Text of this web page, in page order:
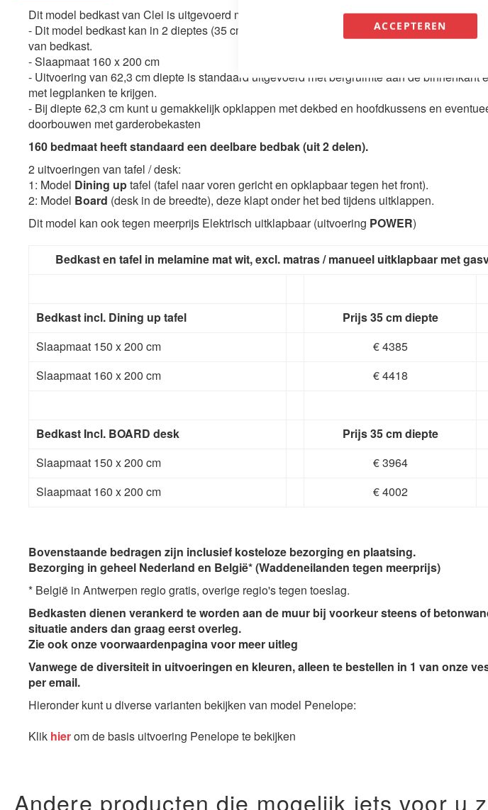
ACCEPTEREN
van
afbeeldingen-
gallerij
Dit model bedkast van Clei is uitgevoerd met 1 van de beste bedframe die er te krijgen is.
- Dit model bedkast kan in 2 dieptes (35 cm of 62,3 cm), de gasveren zijn compleet
van bedkast.
- Slaapmaat 160 x 200 cm
- Uitvoering van 62,3 cm diepte is standaard uitgevoerd met bergruimte aan de binnenkant
met legplanken te krijgen.
- Bij diepte 62,3 cm kunt u gemakkelijk opklappen met dekbed en hoofdkussens en
doorbouwen met garderobekasten
160 bedmaat heeft standaard een deelbare bedbak (uit 2 delen).
2 uitvoeringen van tafel / desk:
1: Model Dining uptafel (tafel naar voren gericht en opklapbaar tegen het front).
2: Model Board (desk in de breedte), deze klapt onder het bed tijdens uitklappen.
Dit model kan ook tegen meerprijs Elektrisch uitklapbaar (uitvoering POWER)
Bedkast en tafel in melamine mat wit, excl. matras / manueel uitklapbaar met
Bedkast incl. Dining up tafel Prijs 35 cm diepte
Slaapmaat 150 x 200 cm
€ 4385
Slaapmaat 160 x 200 cm
€ 4418
Bedkast Incl. BOARD desk Prijs 35 cm diepte
Slaapmaat 150 x 200 cm
€ 3964
Slaapmaat 160 x 200 cm
€ 4002
Bovenstaande bedragen zijn inclusief kosteloze bezorging en plaatsing.
Bezorging in geheel Nederland en België*(Waddeneilanden tegen meerprijs)
* België in Antwerpen regio gratis, overige regio's tegen toeslag.
Bedkasten dienen verankerd te worden aan de muur bij voorkeur steens of
situatie anders dan graag eerst overleg.
Zie ook onze voorwaardenpagina voor meer uitleg
Vanwege de diversiteit in uitvoeringen en kleuren, alleen te bestellen in 1 van onze
per email.
Hieronder kunt u diverse varianten bekijken van model Penelope:
Klik hierom de basis uitvoering Penelope te bekijken
Andere producten die mogelijk iets voor u